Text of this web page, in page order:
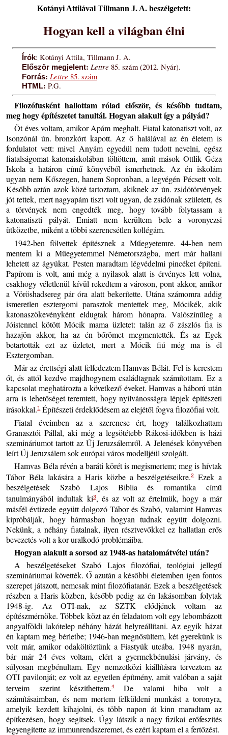
Kotányi Attilával Tillmann J. A. beszélgetett:
Hogyan kell a világban élni
Írók: Kotányi Attila, Tillmann J. A.
Először megjelent: Lettre 85. szám (2012. Nyár).
Forrás: Lettre 85. szám
HTML: P.G.
Filozófusként hallottam rólad először, és később tudtam,
meg hogy építészetet tanultál. Hogyan alakult így a pályád?
Öt éves voltam, amikor Apám meghalt. Fiatal katonatiszt volt, az
Isonzónál ún. bronzkórt kapott. Az ő halálával az én életem is
fordulatot vett: mivel Anyám egyedül nem tudott nevelni, egész
fiatalságomat katonaiskolában töltöttem, amit mások Ottlik Géza
Iskola a határon című könyvéből ismerhetnek. Az én iskolám
ugyan nem Kőszegen, hanem Sopronban, a legvégén Pécsett volt.
Később aztán azok közé tartoztam, akiknek az ún. zsidótörvények
jót tettek, mert nagyapám tiszt volt ugyan, de zsidónak született, és
a törvények nem engedték meg, hogy tovább folytassam a
katonatiszti pályát. Emiatt nem kerültem bele a voronyezsi
ütközetbe, miként a többi szerencsétlen kollégám.
1942-ben fölvettek építésznek a Műegyetemre. 44-ben nem
mentem ki a Műegyetemmel Németországba, mert már hallani
lehetett az ágyúkat. Pesten maradtam légvédelmi pincéket építeni.
Papírom is volt, ami még a nyilasok alatt is érvényes lett volna,
csakhogy véletlenül kívül rekedtem a városon, pont akkor, amikor
a Vöröshadsereg pár óra alatt bekerítette. Utána számomra addig
ismeretlen esztergomi parasztok mentettek meg, Mócikék, akik
katonaszökevényként eldugtak három hónapra. Valószínűleg a
Jóistennel kötött Mócik mama üzletet: talán az ő zászlós fia is
hazajön akkor, ha az én bőrömet megmentették. És az Egek
betartották ezt az üzletet, mert a Mócik fiú még ma is él
Esztergomban.
Már az érettségi alatt felfedeztem Hamvas Bélát. Fel is kerestem
őt, és attól kezdve majdhogynem családtagnak számítottam. Ez a
kapcsolat meghatározta a következő éveket. Hamvas a háború után
arra is lehetőséget teremtett, hogy nyilvánosságra lépjek építészeti
írásokkal.1Építészeti érdeklődésem az elejétől fogva filozófiai volt.
Fiatal éveimben az a szerencse ért, hogy találkozhattam
Granasztói Pállal, aki még a legsötétebb Rákosi-időkben is házi
szemináriumot tartott az Új Jeruzsálemről. A Jelenések könyvében
leírt Új Jeruzsálem sok európai város modelljéül szolgált.
Hamvas Béla révén a baráti körét is megismertem; meg is hívtak
Tábor Béla lakására a Haris közbe a beszélgetéseikre.2Ezek a
beszélgetések Szabó Lajos Biblia és romantika című
tanulmányából indultak ki3, és az volt az értelmük, hogy a már
másfél évtizede együtt dolgozó Tábor és Szabó, valamint Hamvas
kipróbálják, hogy hármasban hogyan tudnak együtt dolgozni.
Nekünk, a néhány fiatalnak, ilyen résztvevőkkel ez hallatlan erős
bevezetés volt a kor uralkodó problémáiba.
Hogyan alakult a sorsod az 1948-as hatalomátvétel után?
A beszélgetéseket Szabó Lajos filozófiai, teológiai jellegű
szemináriumai követték. Ő azután a későbbi életemben igen fontos
szerepet játszott, nemcsak mint filozófiatanár. Ezek a beszélgetések
részben a Haris közben, később pedig az én lakásomban folytak
1948-ig. Az OTI-nak, az SZTK elődjének voltam az
építészmérnöke. Többek közt az én feladatom volt egy lebombázott
angyalföldi lakótelep néhány házát helyreállítani. Az egyik házat
én kaptam meg bérletbe; 1946-ban megnősültem, két gyerekünk is
volt már, amikor odaköltöztünk a Fiastyúk utcába. 1948 nyarán,
bár már 24 éves voltam, elért a gyermekbénulási járvány, és
súlyosan megbénultam. Egy nemzetközi kiállításra terveztem az
OTI pavilonját; ez volt az egyetlen építmény, amit valóban a saját
terveim szerint készíthettem.4De valami hiba volt a
számításaimban, és nem mertem felküldeni munkást a toronyra,
amelyik kezdett kihajolni, és több napon át kinn maradtam az
építkezésen, hogy segítsek. Úgy látszik a nagy fizikai erőfeszítés
legyengítette az immunrendszeremet, és ezért kaptam el a fertőzést.